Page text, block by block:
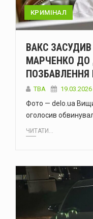
КРИМІНАЛ
ВАКС
МАРЧЕНКО ДО
ПОЗБАВЛЕННЯ
ТВА
Фото — delo.ua
оголосив
ЧИТАТИ...